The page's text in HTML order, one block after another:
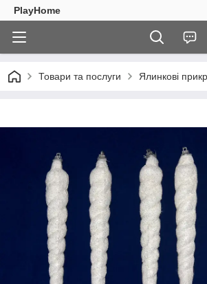
PlayHome
Товари та послуги Ялинкові